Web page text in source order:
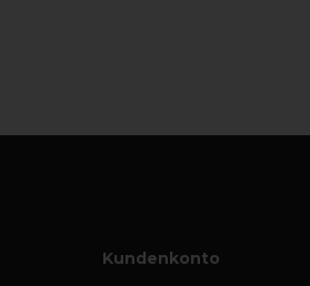
Kundenkonto